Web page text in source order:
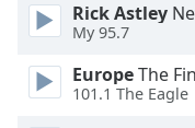
Rick Astley
My 95.7
EuropeThe
101.1 The Eagle